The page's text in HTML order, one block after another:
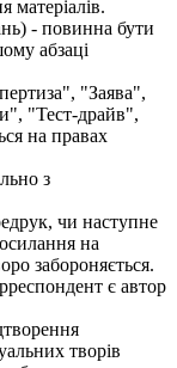
матеріалів.
- повинна бути
абзаці
"Заява",
"Тест-драйв",
на правах
з
чи наступне
на
забороняється.
є автор
творів